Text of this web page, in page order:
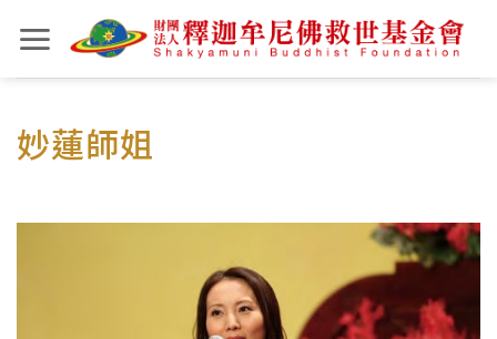
to
content
妙蓮師姐